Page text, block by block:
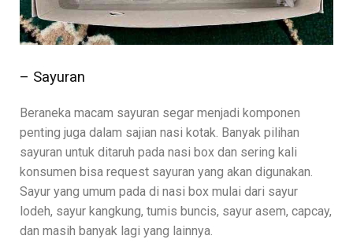
– Sayuran
Beraneka macam sayuran segar menjadi komponen
penting juga dalam sajian nasi kotak. Banyak pilihan
sayuran untuk ditaruh pada nasi box dan sering kali
konsumen bisa request sayuran yang akan digunakan.
Sayur yang umum pada di nasi box mulai dari sayur
lodeh, sayur kangkung, tumis buncis, sayur asem, capcay,
dan masih banyak lagi yang lainnya.